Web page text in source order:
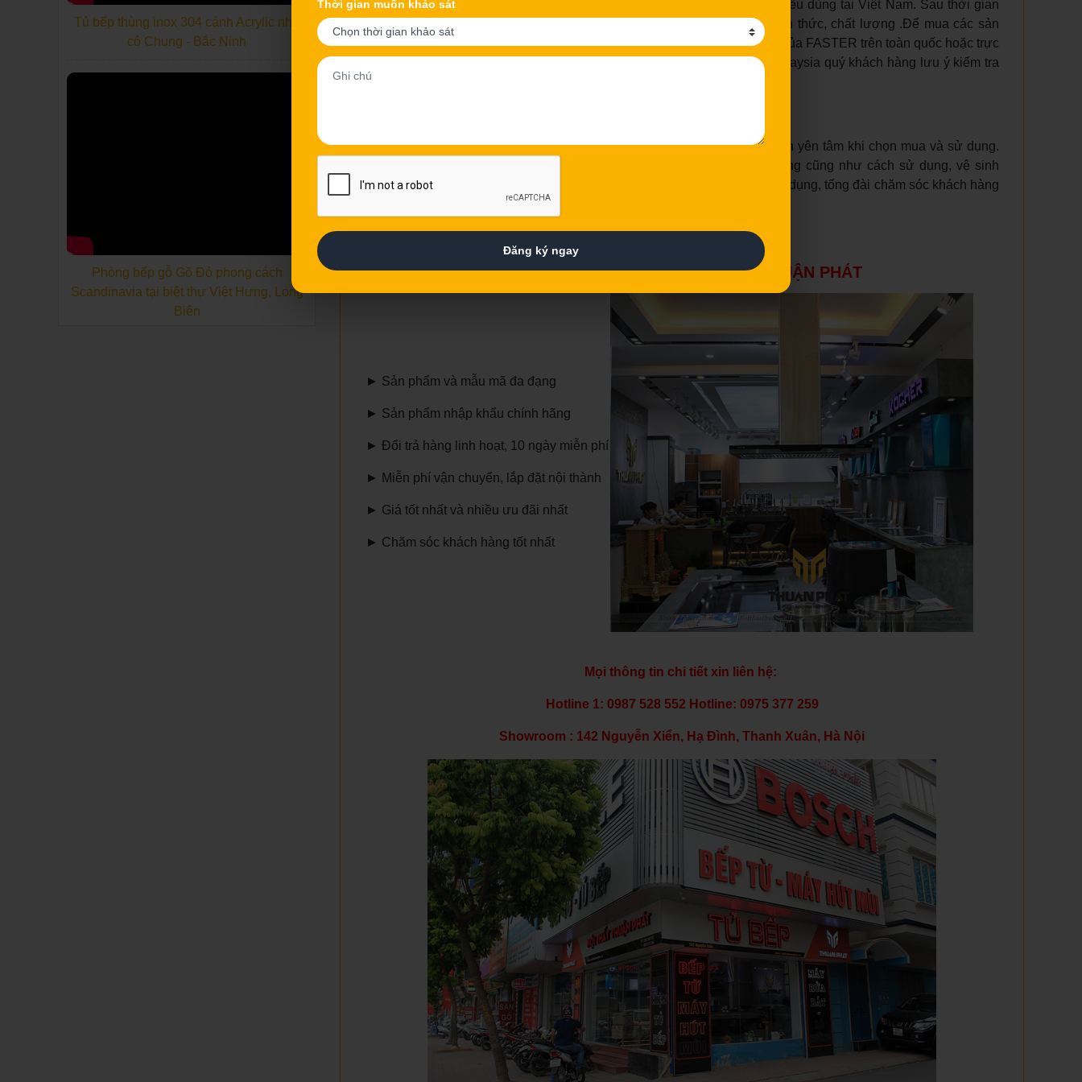
chiếc từ Đức, Ý, Tây Ban Nha, đặc biệt phù hợp với túi tiền của người tiêu dùng tại Việt Nam. Sau thời gian
khảo sát được các đại lý và người tiêu dùng đánh giá rất cao cả về hình thức, chất lượng .Để mua các sản
phẩm bếp từ Malaysia FASTER chính hãng vui lòng đến các đại lý uy tín của FASTER trên toàn quốc hoặc trực
tiếp qua Showroom FASTER để được tư vấn rõ hơn. Khi mua bếp từ Malaysia quý khách hàng lưu ý kiểm tra
rõ giấy chứng nhận xuất xứ và chất lượng (chứng nhận CO/CQ).
Đặc biệt chế độ hậu mãi của FASTER sẽ giúp cho khách hàng hoàn toàn yên tâm khi chọn mua và sử dụng.
Đến với FASTER, khách hàng sẽ được tư vấn kĩ lưỡng về các tính năng cũng như cách sử dụng, vệ sinh
bếp… khoa học và đúng cách. Khi gặp bất cứ khó khăn trong quá trình sử dụng, tổng đài chăm sóc khách hàng
và bảo hành FASTER sẵn sàng hỗ trợ nhanh nhất.
CAM KẾT BÁN HÀNG - NỘI THẤT THUẬN PHÁT
► Sản phẩm và mẫu mã đa đạng
► Sản phẩm nhập khẩu chính hãng
► Đổi trả hàng linh hoạt, 10 ngày miễn phí
► Miễn phí vận chuyển, lắp đặt nội thành
► Giá tốt nhất và nhiều ưu đãi nhất
► Chăm sóc khách hàng tốt nhất
Mọi thông tin chi tiết xin liên hệ:
Hotline 1: 0987 528 552 Hotline: 0975 377 259
Showroom : 142 Nguyễn Xiển, Hạ Đình, Thanh Xuân, Hà Nội
Tủ bếp thùng inox 304 cánh Acrylic nhà
cô Chung - Bắc Ninh
Phòng bếp gỗ Gõ Đỏ phong cách
Scandinavia tại biệt thự Việt Hưng, Long
Biên
Thời gian muốn khảo sát
Đăng ký ngay